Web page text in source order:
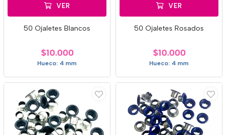
VER
50 Ojaletes Blancos
$10.000
Hueco: 4 mm
VER
50 Ojaletes Rosados
$10.000
Hueco: 4 mm